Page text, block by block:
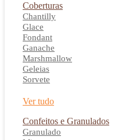
Coberturas
Chantilly
Glace
Fondant
Ganache
Marshmallow
Geleias
Sorvete
Ver tudo
Confeitos e Granulados
Granulado